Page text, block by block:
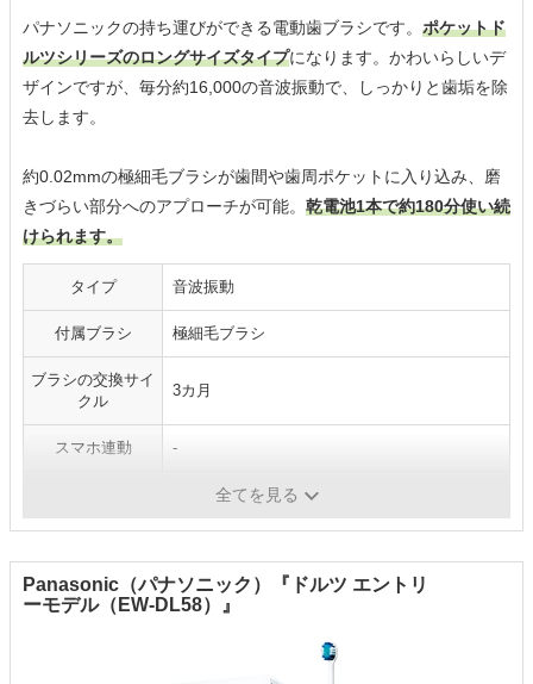
パナソニックの持ち運びができる電動歯ブラシです。 ポケットド
ルツシリーズのロングサイズタイプになります。かわいらしいデ
ザインですが、毎分約16,000の音波振動で、しっかりと歯垢を除
去します。
約0.02mmの極細毛ブラシが歯間や歯周ポケットに入り込み、磨
きづらい部分へのアプローチが可能。 乾電池1本で約180分使い続
けられます。
タイプ 音波振動
付属ブラシ 極細毛ブラシ
ブラシの交換サイ
クル
3カ月
スマホ連動 -
電池式（単4形アルカリ乾電池1本）
全てを見る
Panasonic（パナソニック）『ドルツ エントリ
ーモデル（EW-DL58）』